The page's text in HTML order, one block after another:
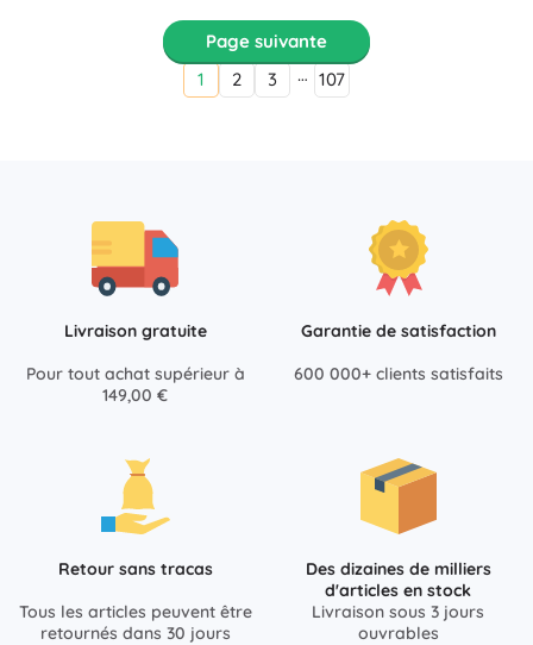
Page suivante
1
2 3 … 107
Livraison gratuite
Pour tout achat supérieur à
149,00 €
Garantie de satisfaction
600 000+ clients satisfaits
Retour sans tracas
Tous les articles peuvent être
retournés dans 30 jours
Des dizaines de milliers
d'articles en stock
Livraison sous 3 jours
ouvrables